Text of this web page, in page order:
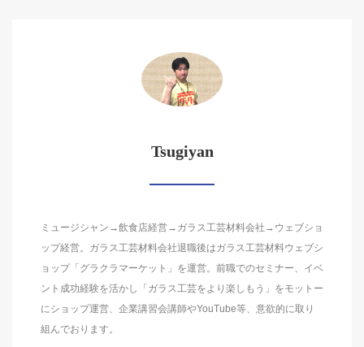
Tsugiyan
ミュージシャン→飲食店経営→ガラス工芸材料会社→ウェブショ
ップ経営。ガラス工芸材料会社退職後はガラス工芸材料ウェブシ
ョップ「グラクラマーケット」を運営。前職でのセミナー、イベ
ント成功経験を活かし「ガラス工芸をより楽しもう」をモットー
にショップ運営、企業講習会講師やYouTube等、意欲的に取り
組んでおります。